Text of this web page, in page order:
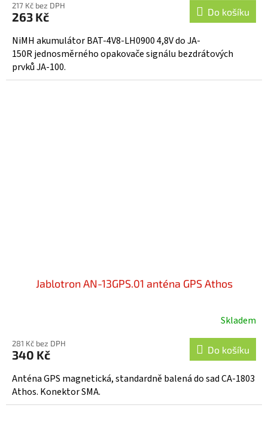
produktu
je
5,0
z
5
hvězdiček.
217 Kč bez DPH
263 Kč Do košíku
NiMH akumulátor BAT-4V8-LH0900 4,8V do JA-
150R jednosměrného opakovače signálu bezdrátových
prvků JA-100.
Jablotron AN-13GPS.01 anténa GPS Athos
produktu
je
5,0
z
5
Skladem
281 Kč bez DPH
340 Kč Do košíku
Anténa GPS magnetická, standardně balená do sad CA-1803
Athos. Konektor SMA.